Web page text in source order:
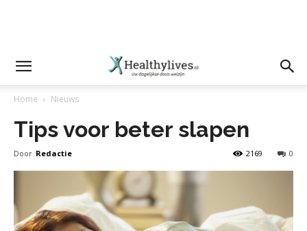
Home Nieuws
Tips voor beter slapen
Door Redactie 0
2169